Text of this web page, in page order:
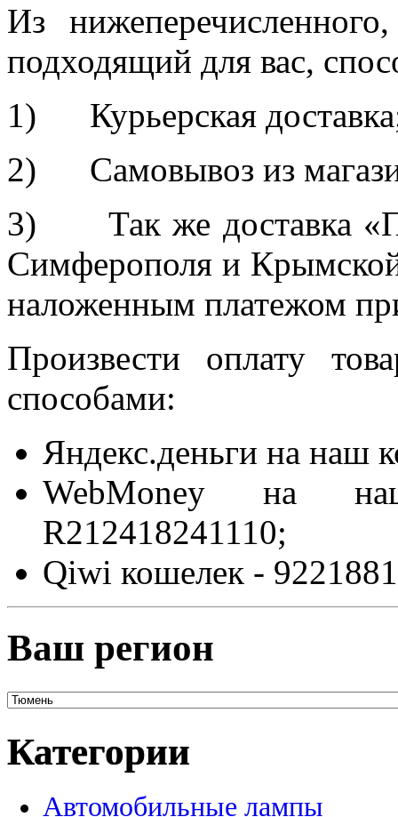
Из
подходящий для вас,
1) Курьерская
2) Самовывоз из
3) Так же доставка
Симферополя и
наложенным платежом
Произвести оплату
способами:
Яндекс.деньги на наш
WebMoney на
R212418241110;
Qiwi кошелек -
Ваш регион
Категории
Автомобильные лампы